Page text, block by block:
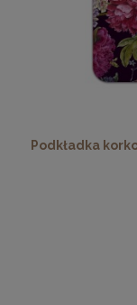
Podkładka